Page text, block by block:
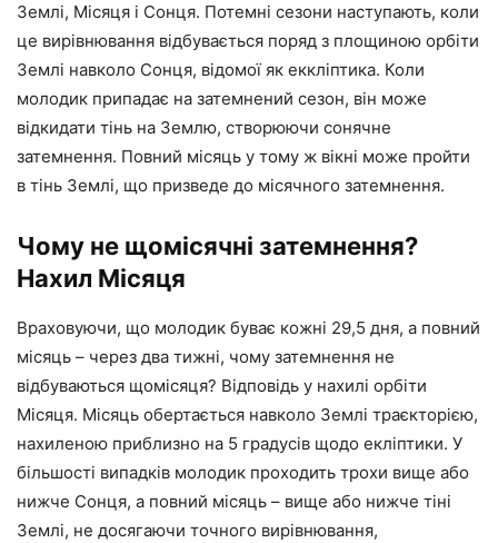
Землі, Місяця і Сонця. Потемні сезони наступають, коли
це вирівнювання відбувається поряд з площиною орбіти
Землі навколо Сонця, відомої як еккліптика. Коли
молодик припадає на затемнений сезон, він може
відкидати тінь на Землю, створюючи сонячне
затемнення. Повний місяць у тому ж вікні може пройти
в тінь Землі, що призведе до місячного затемнення.
Чому не щомісячні затемнення?
Нахил Місяця
Враховуючи, що молодик буває кожні 29,5 дня, а повний
місяць – через два тижні, чому затемнення не
відбуваються щомісяця? Відповідь у нахилі орбіти
Місяця. Місяць обертається навколо Землі траєкторією,
нахиленою приблизно на 5 градусів щодо екліптики. У
більшості випадків молодик проходить трохи вище або
нижче Сонця, а повний місяць – вище або нижче тіні
Землі, не досягаючи точного вирівнювання,